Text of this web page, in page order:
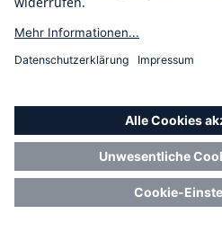
Topics
Risiken
Lösungen für Industriekunden
Lösungen für Versicherer
Insights
Investor Relations